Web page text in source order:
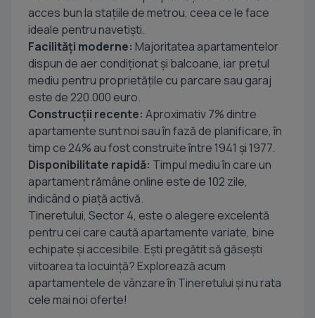
acces bun la stațiile de metrou, ceea ce le face
ideale pentru navetiști.
Facilități moderne: Majoritatea apartamentelor
dispun de aer condiționat și balcoane, iar prețul
mediu pentru proprietățile cu parcare sau garaj
este de 220.000 euro.
Construcții recente: Aproximativ 7% dintre
apartamente sunt noi sau în fază de planificare, în
timp ce 24% au fost construite între 1941 și 1977.
Disponibilitate rapidă: Timpul mediu în care un
apartament rămâne online este de 102 zile,
indicând o piață activă.
Tineretului, Sector 4, este o alegere excelentă
pentru cei care caută apartamente variate, bine
echipate și accesibile. Ești pregătit să găsești
viitoarea ta locuință? Explorează acum
apartamentele de vânzare în Tineretului și nu rata
cele mai noi oferte!